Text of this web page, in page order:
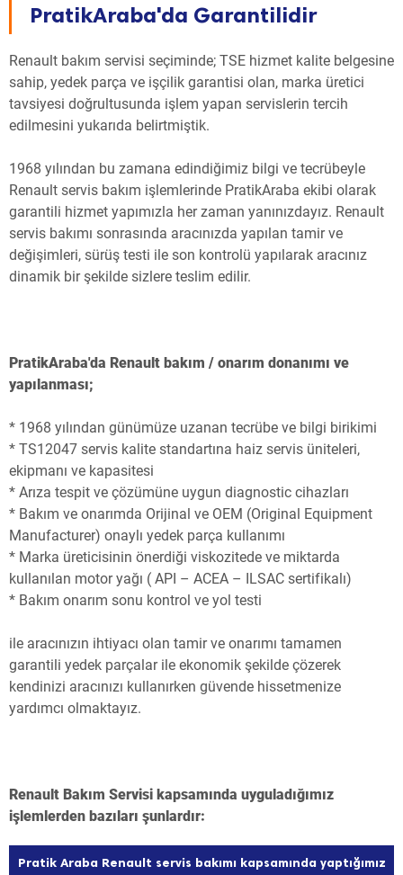
PratikAraba'da Garantilidir
Renault bakım servisi seçiminde; TSE hizmet kalite belgesine
sahip, yedek parça ve işçilik garantisi olan, marka üretici
tavsiyesi doğrultusunda işlem yapan servislerin tercih
edilmesini yukarıda belirtmiştik.
1968 yılından bu zamana edindiğimiz bilgi ve tecrübeyle
Renault servis bakım işlemlerinde PratikAraba ekibi olarak
garantili hizmet yapımızla her zaman yanınızdayız. Renault
servis bakımı sonrasında aracınızda yapılan tamir ve
değişimleri, sürüş testi ile son kontrolü yapılarak aracınız
dinamik bir şekilde sizlere teslim edilir.
PratikAraba'da Renault bakım / onarım donanımı ve
yapılanması;
* 1968 yılından günümüze uzanan tecrübe ve bilgi birikimi
* TS12047 servis kalite standartına haiz servis üniteleri,
ekipmanı ve kapasitesi
* Arıza tespit ve çözümüne uygun diagnostic cihazları
* Bakım ve onarımda Orijinal ve OEM (Original Equipment
Manufacturer) onaylı yedek parça kullanımı
* Marka üreticisinin önerdiği viskozitede ve miktarda
kullanılan motor yağı ( API – ACEA – ILSAC sertifikalı)
* Bakım onarım sonu kontrol ve yol testi
ile aracınızın ihtiyacı olan tamir ve onarımı tamamen
garantili yedek parçalar ile ekonomik şekilde çözerek
kendinizi aracınızı kullanırken güvende hissetmenize
yardımcı olmaktayız.
Renault Bakım Servisi kapsamında uyguladığımız
işlemlerden bazıları şunlardır:
Pratik Araba Renault servis bakımı kapsamında yaptığımız